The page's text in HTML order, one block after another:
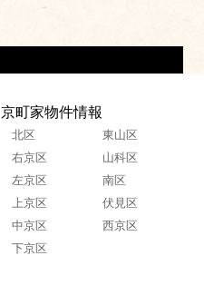
京町家物件情報
北区
右京区
左京区
上京区
中京区
下京区
東山区
山科区
南区
伏見区
西京区